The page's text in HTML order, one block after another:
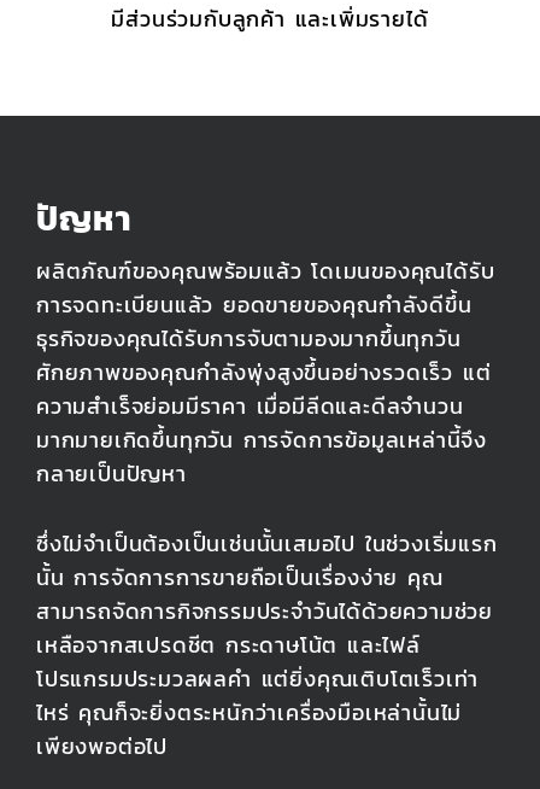
มีส่วนร่วมกับลูกค้า และเพิ่มรายได้
ปัญหา
ผลิตภัณฑ์ของคุณพร้อมแล้ว โดเมนของคุณได้รับ
การจดทะเบียนแล้ว ยอดขายของคุณกำลังดีขึ้น
ธุรกิจของคุณได้รับการจับตามองมากขึ้นทุกวัน
ศักยภาพของคุณกำลังพุ่งสูงขึ้นอย่างรวดเร็ว แต่
ความสำเร็จย่อมมีราคา เมื่อมีลีดและดีลจำนวน
มากมายเกิดขึ้นทุกวัน การจัดการข้อมูลเหล่านี้จึง
กลายเป็นปัญหา
ซึ่งไม่จำเป็นต้องเป็นเช่นนั้นเสมอไป ในช่วงเริ่มแรก
นั้น การจัดการการขายถือเป็นเรื่องง่าย คุณ
สามารถจัดการกิจกรรมประจำวันได้ด้วยความช่วย
เหลือจากสเปรดชีต กระดาษโน้ต และไฟล์
โปรแกรมประมวลผลคำ แต่ยิ่งคุณเติบโตเร็วเท่า
ไหร่ คุณก็จะยิ่งตระหนักว่าเครื่องมือเหล่านั้นไม่
เพียงพอต่อไป